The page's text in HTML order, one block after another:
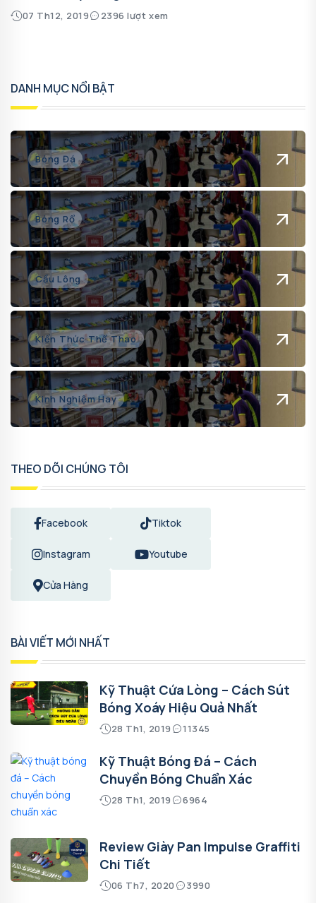
07 Th12, 2019 2396 lượt xem
DANH MỤC NỔI BẬT
Bóng Đá
Bóng Rổ
Cầu Lông
Kiến Thức Thể Thao
Kinh Nghiệm Hay
THEO DÕI CHÚNG TÔI
Facebook Tiktok
Instagram Youtube
Cửa Hàng
BÀI VIẾT MỚI NHẤT
Kỹ Thuật Cứa Lòng – Cách Sút
Bóng Xoáy Hiệu Quả Nhất
28 Th1, 2019 11345
Kỹ Thuật Bóng Đá – Cách
Chuyền Bóng Chuẩn Xác
28 Th1, 2019 6964
Review Giày Pan Impulse Graffiti
Chi Tiết
06 Th7, 2020 3990